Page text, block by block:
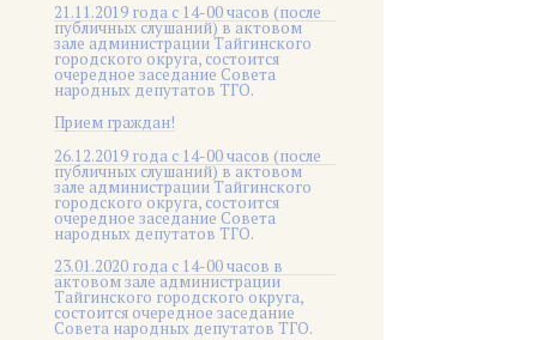
21.11.2019 года с 14-00 часов (после
публичных слушаний) в актовом
зале администрации Тайгинского
городского округа, состоится
очередное заседание Совета
народных депутатов ТГО.
Прием граждан!
26.12.2019 года с 14-00 часов (после
публичных слушаний) в актовом
зале администрации Тайгинского
городского округа, состоится
очередное заседание Совета
народных депутатов ТГО.
23.01.2020 года с 14-00 часов в
актовом зале администрации
Тайгинского городского округа,
состоится очередное заседание
Совета народных депутатов ТГО.